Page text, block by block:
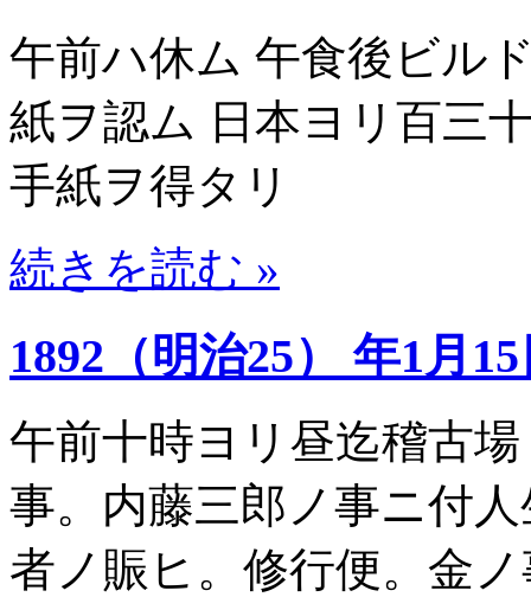
午前ハ休ム 午食後ビル
紙ヲ認ム 日本ヨリ百三
手紙ヲ得タリ
続きを読む »
1892（明治25） 年1月
午前十時ヨリ昼迄稽古
事。内藤三郎ノ事ニ付
者ノ賑ヒ。修行便。金